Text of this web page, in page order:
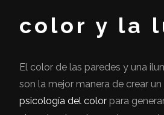
color y la
El color de las paredes y una
son la mejor manera de crear
psicología del color para